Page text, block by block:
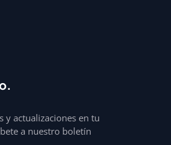
y actualizaciones en tu
a nuestro boletín